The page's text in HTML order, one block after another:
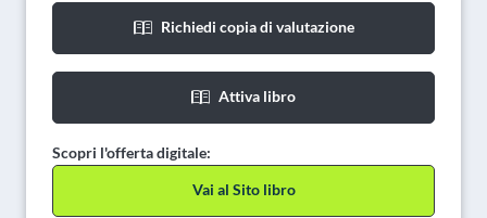
Richiedi copia di valutazione
Attiva libro
Scopri l'offerta digitale:
Vai al Sito libro